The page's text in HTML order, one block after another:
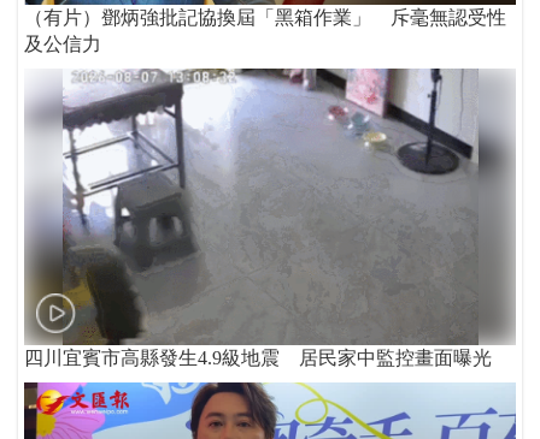
（有片）鄧炳強批記協換屆「黑箱作業」 斥毫無認受性
及公信力
四川宜賓市高縣發生4.9級地震 居民家中監控畫面曝光